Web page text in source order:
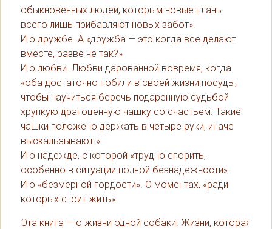
обыкновенных людей, которым новые планы
всего лишь прибавляют новых забот».
И о дружбе. А «дружба — это когда все делают
вместе, разве не так?»
И о любви. Любви дарованной вовремя, когда
«оба достаточно побили в своей жизни посуды,
чтобы научиться беречь подаренную судьбой
хрупкую драгоценную чашку со счастьем. Такие
чашки положено держать в четыре руки, иначе
выскальзывают.»
И о надежде, с которой «трудно спорить,
особенно в ситуации полной безнадежности».
И о «безмерной гордости». О моментах, «ради
которых стоит жить».
Эта книга — о жизни одной собаки. Жизни, которая